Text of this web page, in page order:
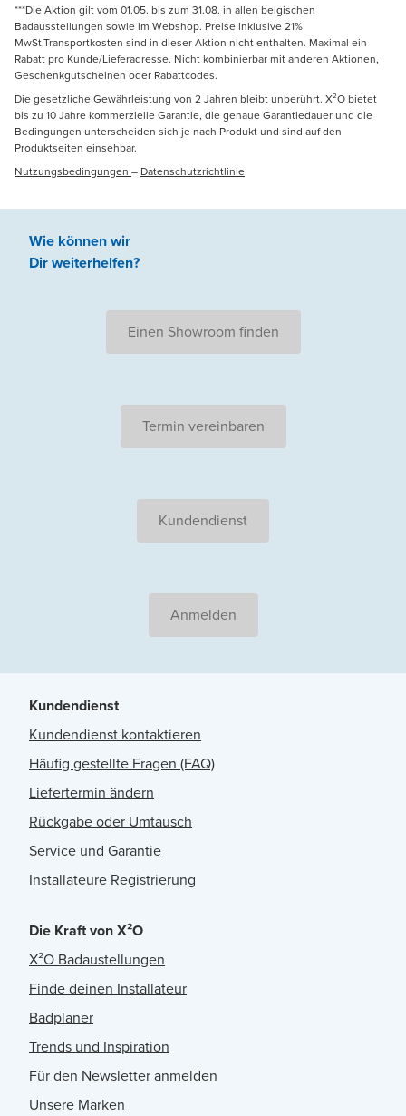
***Die Aktion gilt vom 01.05. bis zum 31.08. in allen belgischen
Badausstellungen sowie im Webshop. Preise inklusive 21%
MwSt.Transportkosten sind in dieser Aktion nicht enthalten. Maximal ein
Rabatt pro Kunde/Lieferadresse. Nicht kombinierbar mit anderen Aktionen,
Geschenkgutscheinen oder Rabattcodes.
Die gesetzliche Gewährleistung von 2 Jahren bleibt unberührt. X²O bietet
bis zu 10 Jahre kommerzielle Garantie, die genaue Garantiedauer und die
Bedingungen unterscheiden sich je nach Produkt und sind auf den
Produktseiten einsehbar.
Nutzungsbedingungen – Datenschutzrichtlinie
Wie können wir
Dir weiterhelfen?
Einen Showroom finden
Termin vereinbaren
Kundendienst
Anmelden
Kundendienst
Kundendienst kontaktieren
Häufig gestellte Fragen (FAQ)
Liefertermin ändern
Rückgabe oder Umtausch
Service und Garantie
Installateure Registrierung
Die Kraft von X²O
X²O Badaustellungen
Finde deinen Installateur
Badplaner
Trends und Inspiration
Für den Newsletter anmelden
Unsere Marken